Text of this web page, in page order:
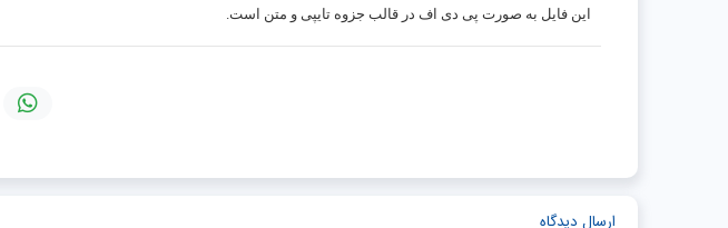
این فایل به صورت پی دی اف در قالب جزوه تایپی و متن است.
ارسال دیدگاه